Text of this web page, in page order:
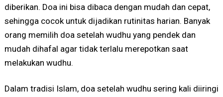
diberikan. Doa ini bisa dibaca dengan mudah dan cepat,
sehingga cocok untuk dijadikan rutinitas harian. Banyak
orang memilih doa setelah wudhu yang pendek dan
mudah dihafal agar tidak terlalu merepotkan saat
melakukan wudhu.
Dalam tradisi Islam, doa setelah wudhu sering kali diiringi